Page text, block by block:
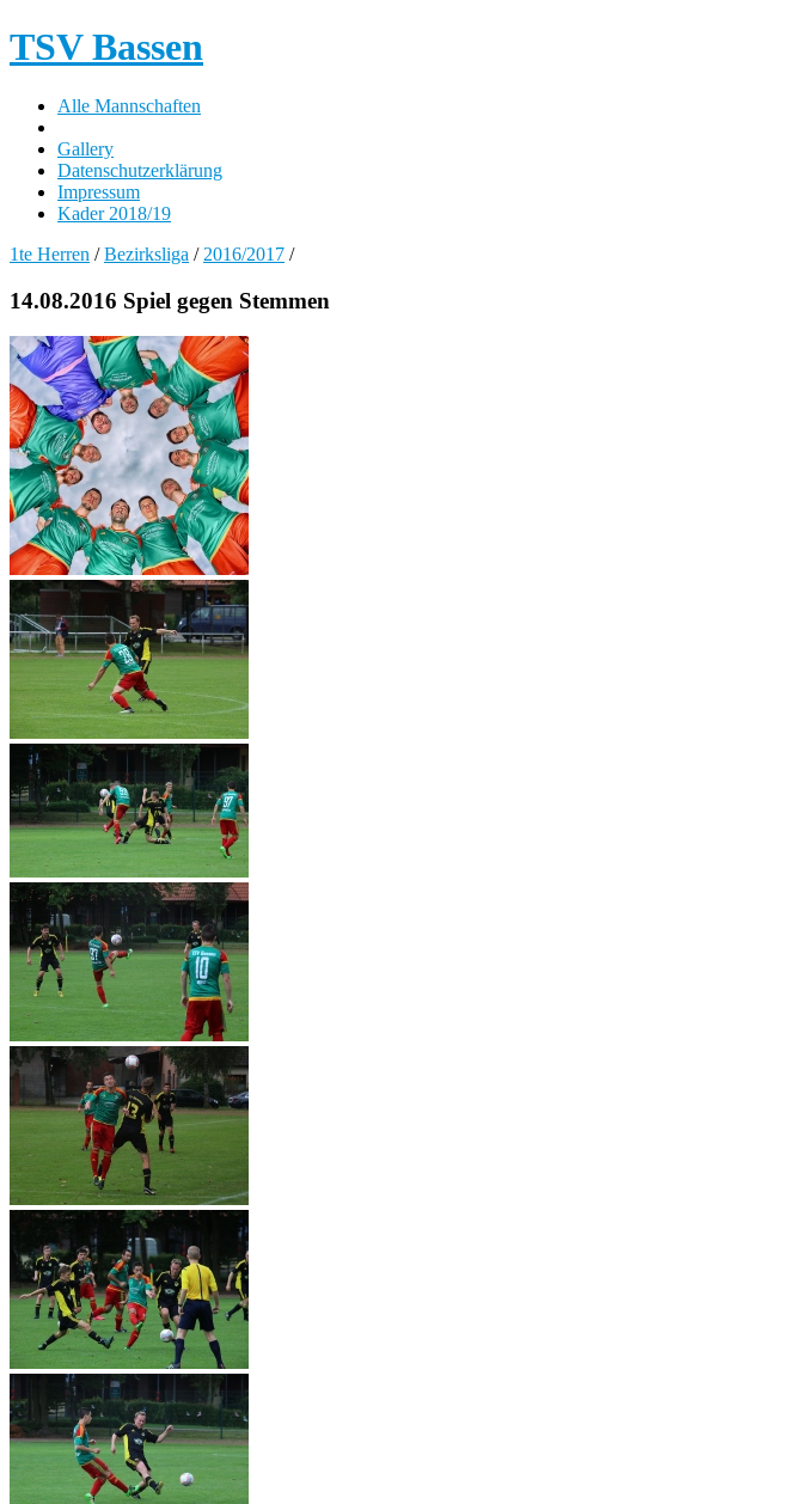
TSV Bassen
Alle Mannschaften
Gallery
Datenschutzerklärung
Impressum
Kader 2018/19
1te Herren /Bezirksliga / 2016/2017 /
14.08.2016 Spiel gegen Stemmen